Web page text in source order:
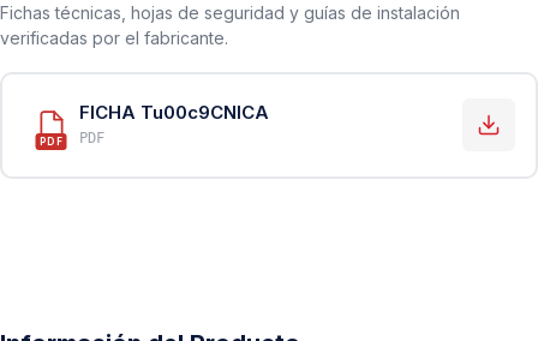
Fichas técnicas, hojas de seguridad y guías de instalación
verificadas por el fabricante.
PDF
FICHA Tu00c9CNICA
PDF